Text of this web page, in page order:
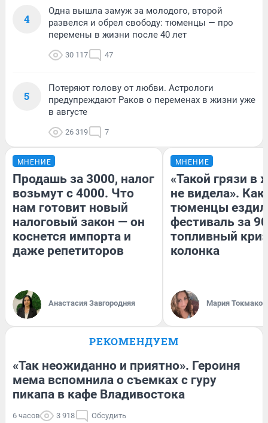
4
Одна вышла замуж за молодого, второй
развелся и обрел свободу: тюменцы — про
перемены в жизни после 40 лет
30 117 47
5
Потеряют голову от любви. Астрологи
предупреждают Раков о переменах в жизни уже
в августе
26 319 7
МНЕНИЕ
Продашь за 3000, налог
возьмут с 4000. Что
нам готовит новый
налоговый закон — он
коснется импорта и
даже репетиторов
Анастасия Завгородняя
МНЕНИЕ
«Такой грязи в
не видела». Как
тюменцы
фестиваль за
топливный
колонка
Мария
РЕКОМЕНДУЕМ
«Так неожиданно и приятно». Героиня
мема вспомнила о съемках с гуру
пикапа в кафе Владивостока
6 часов 3 918 Обсудить